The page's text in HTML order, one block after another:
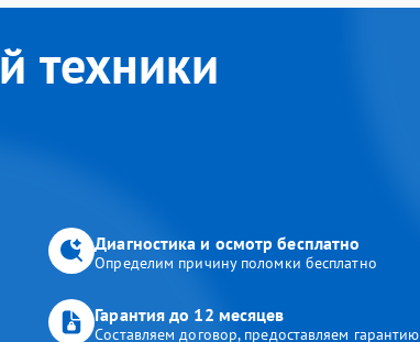
техники
Диагностика и осмотр бесплатно
Определим причину поломки бесплатно
Гарантия до 12 месяцев
Составляем договор, предоставляем гарантию